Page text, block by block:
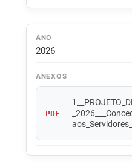
ANO
2026
ANEXOS
PDF